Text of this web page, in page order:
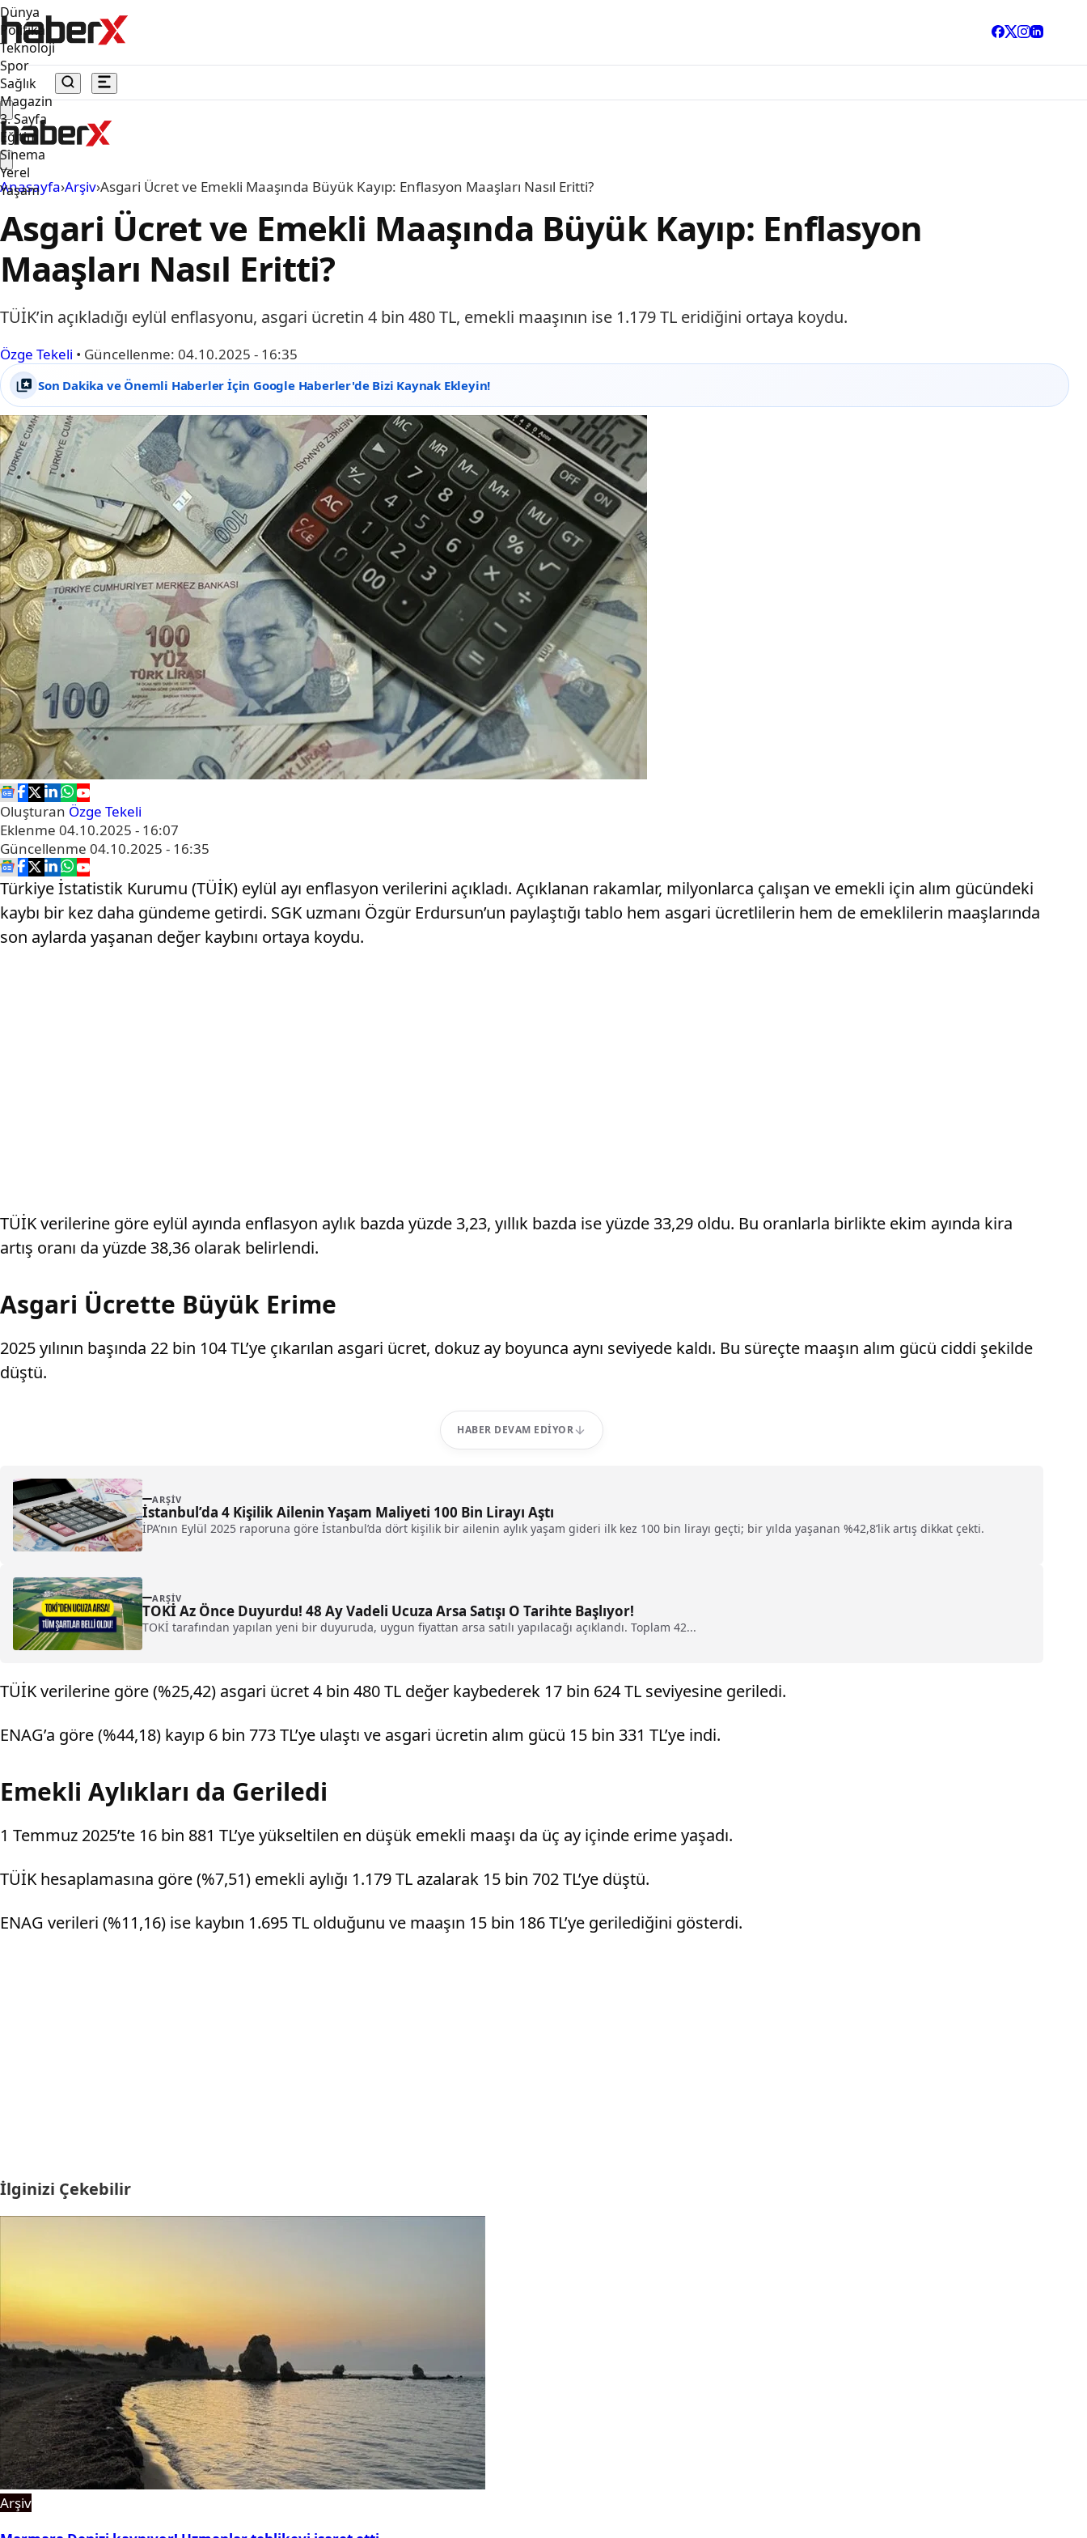
Dünya
Politika
Teknoloji
Spor
Sağlık
Magazin
3. Sayfa
Eğitim
Sinema
Yerel
Yaşam
Anasayfa›Arşiv›Asgari Ücret ve Emekli Maaşında Büyük Kayıp: Enflasyon Maaşları Nasıl Eritti?
Asgari Ücret ve Emekli Maaşında Büyük Kayıp: Enflasyon
Maaşları Nasıl Eritti?
TÜİK’in açıkladığı eylül enflasyonu, asgari ücretin 4 bin 480 TL, emekli maaşının ise 1.179 TL eridiğini ortaya koydu.
Özge Tekeli • Güncellenme: 04.10.2025 - 16:35
Son Dakika ve Önemli Haberler İçin Google Haberler'de Bizi Kaynak Ekleyin!
Oluşturan Özge Tekeli
Eklenme 04.10.2025 - 16:07
Güncellenme 04.10.2025 - 16:35
Türkiye İstatistik Kurumu (TÜİK) eylül ayı enflasyon verilerini açıkladı. Açıklanan rakamlar, milyonlarca çalışan ve emekli için alım gücündeki
kaybı bir kez daha gündeme getirdi. SGK uzmanı Özgür Erdursun’un paylaştığı tablo hem asgari ücretlilerin hem de emeklilerin maaşlarında
son aylarda yaşanan değer kaybını ortaya koydu.
TÜİK verilerine göre eylül ayında enflasyon aylık bazda yüzde 3,23, yıllık bazda ise yüzde 33,29 oldu. Bu oranlarla birlikte ekim ayında kira
artış oranı da yüzde 38,36 olarak belirlendi.
Asgari Ücrette Büyük Erime
2025 yılının başında 22 bin 104 TL’ye çıkarılan asgari ücret, dokuz ay boyunca aynı seviyede kaldı. Bu süreçte maaşın alım gücü ciddi şekilde
düştü.
HABER DEVAM EDIYOR
ARŞIV
İstanbul’da 4 Kişilik Ailenin Yaşam Maliyeti 100 Bin Lirayı Aştı
İPA’nın Eylül 2025 raporuna göre İstanbul’da dört kişilik bir ailenin aylık yaşam gideri ilk kez 100 bin lirayı geçti; bir yılda yaşanan %42,8’lik artış dikkat çekti.
ARŞIV
TOKİ Az Önce Duyurdu! 48 Ay Vadeli Ucuza Arsa Satışı O Tarihte Başlıyor!
TOKİ tarafından yapılan yeni bir duyuruda, uygun fiyattan arsa satılı yapılacağı açıklandı. Toplam 42...
TÜİK verilerine göre (%25,42) asgari ücret 4 bin 480 TL değer kaybederek 17 bin 624 TL seviyesine geriledi.
ENAG’a göre (%44,18) kayıp 6 bin 773 TL’ye ulaştı ve asgari ücretin alım gücü 15 bin 331 TL’ye indi.
Emekli Aylıkları da Geriledi
1 Temmuz 2025’te 16 bin 881 TL’ye yükseltilen en düşük emekli maaşı da üç ay içinde erime yaşadı.
TÜİK hesaplamasına göre (%7,51) emekli aylığı 1.179 TL azalarak 15 bin 702 TL’ye düştü.
ENAG verileri (%11,16) ise kaybın 1.695 TL olduğunu ve maaşın 15 bin 186 TL’ye gerilediğini gösterdi.
İlginizi Çekebilir
Arşiv